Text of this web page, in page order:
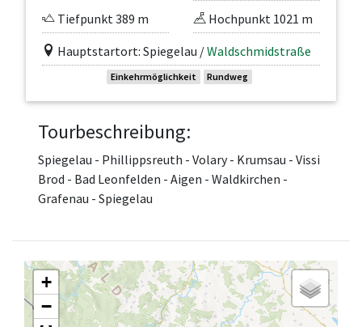
Tiefpunkt 389 m
Hochpunkt 1021 m
Hauptstartort: Spiegelau /Waldschmidstraße
Einkehrmöglichkeit Rundweg
Tourbeschreibung:
Spiegelau - Phillippsreuth - Volary- Krumsau - Vissi
Brod - Bad Leonfelden - Aigen - Waldkirchen -
Grafenau - Spiegelau
+
−